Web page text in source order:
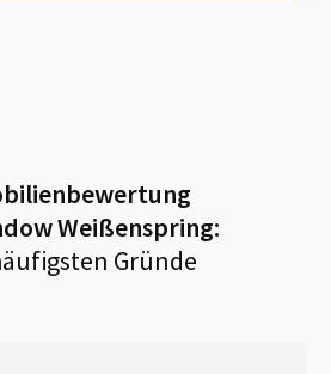
Weißenspring:
Gründe